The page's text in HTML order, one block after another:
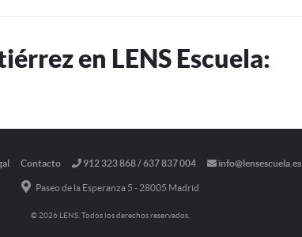
en LENS Escuela:
Contacto 912 323 868 / 637 837 004 info@lensescuela.es
Paseo de la Esperanza 5 - 28005 Madrid
© 2026 LENS. Todos los derechos reservados.